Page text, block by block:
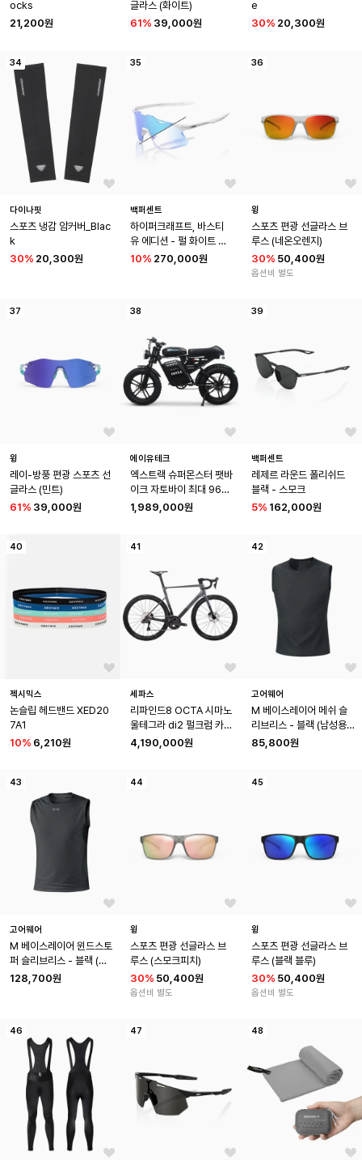
ocks
21,200원
글라스 (화이트)
61% 39,000원
e
30% 20,300원
34
다이나핏
스포츠 냉감 암커버_Blac
k
30% 20,300원
35
백퍼센트
하이퍼크래프트, 바스티
유 에디션 - 펄 화이트 글
리터 - 블루 미러 포토크로
10% 270,000원
36
윙
스포츠 편광 선글라스 브
루스 (네온오렌지)
30% 50,400원
옵션비 별도
37
윙
레이-방풍 편광 스포츠 선
글라스 (민트)
61% 39,000원
38
에이유테크
엑스트랙 슈퍼몬스터 팻바
이크 자토바이 최대 960
W 48V 전동 전기 자전거
1,989,000원
39
백퍼센트
레제르 라운드 폴리쉬드
블랙 - 스모크
5% 162,000원
40
젝시믹스
논슬립 헤드밴드 XED20
7A1
10% 6,210원
41
세파스
리파인드8 OCTA 시마노
울테그라 di2 펄크럼 카
본 휠셋
4,190,000원
42
고어웨어
M 베이스레이어 메쉬 슬
리브리스 - 블랙 (남성용)
민소매
85,800원
43
고어웨어
M 베이스레이어 윈드스토
퍼 슬리브리스 - 블랙 (남
성용) 방풍 민소매
128,700원
44
윙
스포츠 편광 선글라스 브
루스 (스모크피치)
30% 50,400원
옵션비 별도
45
윙
스포츠 편광 선글라스 브
루스 (블랙 블루)
30% 50,400원
옵션비 별도
46 47 48